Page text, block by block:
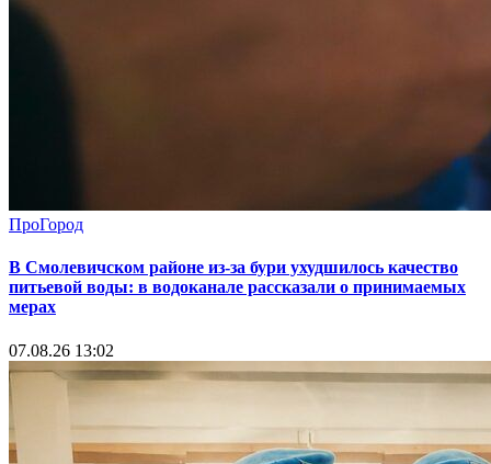
ПроГород
В Смолевичском районе из‑за бури ухудшилось качество
питьевой воды: в водоканале рассказали о принимаемых
мерах
07.08.26 13:02